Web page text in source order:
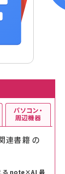
連書籍 の
る note×AI 最
パソコン・
周辺機器